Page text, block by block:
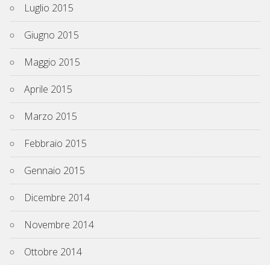
Luglio 2015
Giugno 2015
Maggio 2015
Aprile 2015
Marzo 2015
Febbraio 2015
Gennaio 2015
Dicembre 2014
Novembre 2014
Ottobre 2014